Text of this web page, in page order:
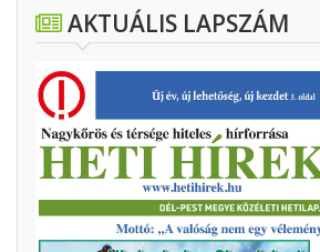
AKTUÁLIS LAPSZÁM